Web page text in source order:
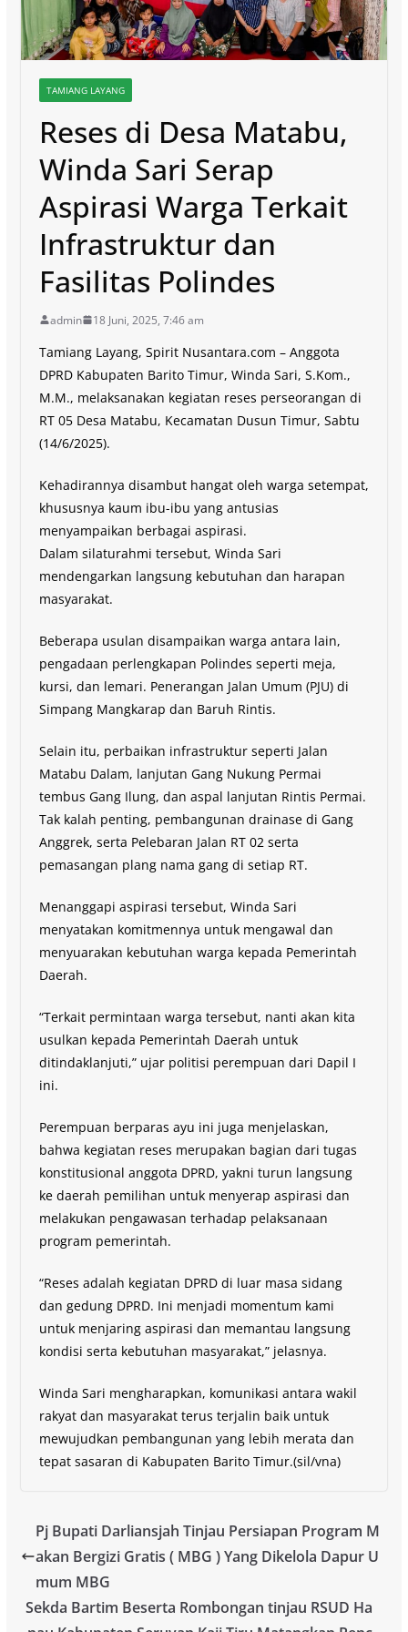
TAMIANG LAYANG
Reses di Desa Matabu,
Winda Sari Serap
Aspirasi Warga Terkait
Infrastruktur dan
Fasilitas Polindes
admin 18 Juni, 2025, 7:46 am
Tamiang Layang, Spirit Nusantara.com – Anggota
DPRD Kabupaten Barito Timur, Winda Sari, S.Kom.,
M.M., melaksanakan kegiatan reses perseorangan di
RT 05 Desa Matabu, Kecamatan Dusun Timur, Sabtu
(14/6/2025).
Kehadirannya disambut hangat oleh warga setempat,
khususnya kaum ibu-ibu yang antusias
menyampaikan berbagai aspirasi.
Dalam silaturahmi tersebut, Winda Sari
mendengarkan langsung kebutuhan dan harapan
masyarakat.
Beberapa usulan disampaikan warga antara lain,
pengadaan perlengkapan Polindes seperti meja,
kursi, dan lemari. Penerangan Jalan Umum (PJU) di
Simpang Mangkarap dan Baruh Rintis.
Selain itu, perbaikan infrastruktur seperti Jalan
Matabu Dalam, lanjutan Gang Nukung Permai
tembus Gang Ilung, dan aspal lanjutan Rintis Permai.
Tak kalah penting, pembangunan drainase di Gang
Anggrek, serta Pelebaran Jalan RT 02 serta
pemasangan plang nama gang di setiap RT.
Menanggapi aspirasi tersebut, Winda Sari
menyatakan komitmennya untuk mengawal dan
menyuarakan kebutuhan warga kepada Pemerintah
Daerah.
“Terkait permintaan warga tersebut, nanti akan kita
usulkan kepada Pemerintah Daerah untuk
ditindaklanjuti,” ujar politisi perempuan dari Dapil I
ini.
Perempuan berparas ayu ini juga menjelaskan,
bahwa kegiatan reses merupakan bagian dari tugas
konstitusional anggota DPRD, yakni turun langsung
ke daerah pemilihan untuk menyerap aspirasi dan
melakukan pengawasan terhadap pelaksanaan
program pemerintah.
“Reses adalah kegiatan DPRD di luar masa sidang
dan gedung DPRD. Ini menjadi momentum kami
untuk menjaring aspirasi dan memantau langsung
kondisi serta kebutuhan masyarakat,” jelasnya.
Winda Sari mengharapkan, komunikasi antara wakil
rakyat dan masyarakat terus terjalin baik untuk
mewujudkan pembangunan yang lebih merata dan
tepat sasaran di Kabupaten Barito Timur.(sil/vna)
Pj Bupati Darliansjah Tinjau Persiapan Program M
akan Bergizi Gratis ( MBG ) Yang Dikelola Dapur U
mum MBG
Sekda Bartim Beserta Rombongan tinjau RSUD Ha